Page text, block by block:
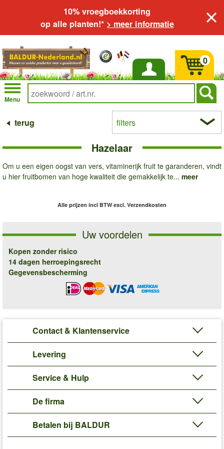
10% vroegboekkorting
op alle planten!* > meer informatie
Inloggen
Menu
0
terug filters
Hazelaar
Om u een eigen oogst van vers, vitaminerijk fruit te garanderen, vindt
u hier fruitbomen van hoge kwaliteit die gemakkelijk te... meer
Alle prijzen incl BTW excl. Verzendkosten
Uw voordelen
Kopen zonder risico
14 dagen herroepingsrecht
Gegevensbescherming
Contact & Klantenservice
Levering
Service & Hulp
De firma
Betalen bij BALDUR